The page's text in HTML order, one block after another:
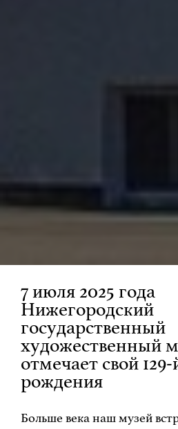
7 июля 2025 года
Нижегородский
государственный
художественный
отмечает свой
рождения
Больше века наш музей